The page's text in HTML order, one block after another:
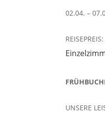
02.04. –
UNSERE